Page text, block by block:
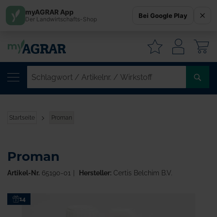
Startseite Proman
Zum14
Proman
Artikel-Nr. 65190-01 Hersteller:Certis Belchim B.V.
myAGRAR App
Der Landwirtschafts-Shop Bei Google Play